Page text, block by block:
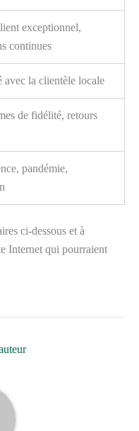
exceptionnel,
continues
avec la clientèle locale
de fidélité, retours
pandémie,
ci-dessous et à
Internet qui pourraient